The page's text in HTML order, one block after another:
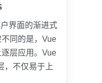
界面的渐进式
同的是，Vue
层应用。Vue
，不仅易于上